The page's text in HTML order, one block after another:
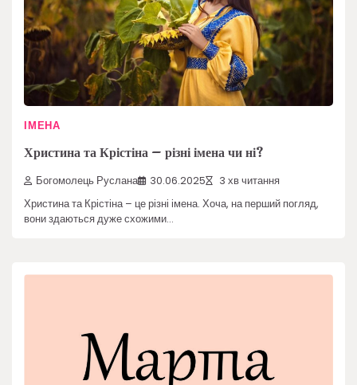
ІМЕНА
Христина та Крістіна – різні імена чи ні?
Богомолець Руслана 30.06.2025 3 хв читання
Христина та Крістіна – це різні імена. Хоча, на перший погляд,
вони здаються дуже схожими…